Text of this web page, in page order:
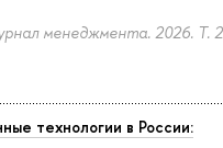
менеджмента. 2026. Т.
технологии в России: